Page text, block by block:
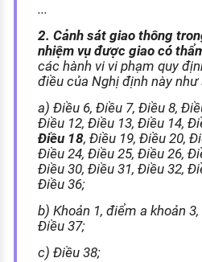
...
2. Cảnh sát giao thông
nhiệm vụ được giao có
các hành vi vi phạm quy
điều của Nghị định này như
a) Điều 6, Điều 7, Điều 8,
Điều 12, Điều 13, Điều 14,
Điều 18, Điều 19, Điều 20,
Điều 24, Điều 25, Điều 26,
Điều 30, Điều 31, Điều 32,
Điều 36;
b) Khoản 1, điểm a khoản
Điều 37;
c) Điều 38;